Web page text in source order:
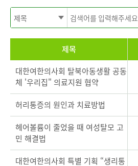
제목
대한여한의사회 탈북아동생활 공동
체 '우리집" 의료지원 협약
허리통증의 원인과 치료방법
헤어볼륨이 줄었을 때 여성탈모 고
민 해결법
대한여한의사회 특별 기획 “생리통